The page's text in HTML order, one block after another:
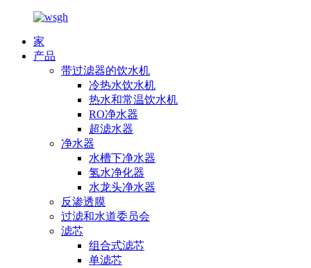
家
产品
带过滤器的饮水机
冷热水饮水机
热水和常温饮水机
RO净水器
超滤水器
净水器
水槽下净水器
氢水净化器
水龙头净水器
反渗透膜
过滤和水道委员会
滤芯
组合式滤芯
单滤芯